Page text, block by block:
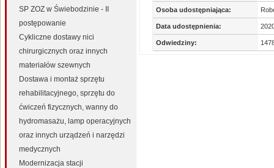
Osoba udostępniająca:
Data udostępnienia:
Odwiedziny:
SP ZOZ w Świebodzinie - II
postępowanie
Cykliczne dostawy nici
chirurgicznych oraz innych
materiałów szewnych
Dostawa i montaż sprzętu
rehabilitacyjnego, sprzętu do
ćwiczeń fizycznych, wanny do
hydromasażu, lamp operacyjnych
oraz innych urządzeń i narzędzi
medycznych
Modernizacja stacji